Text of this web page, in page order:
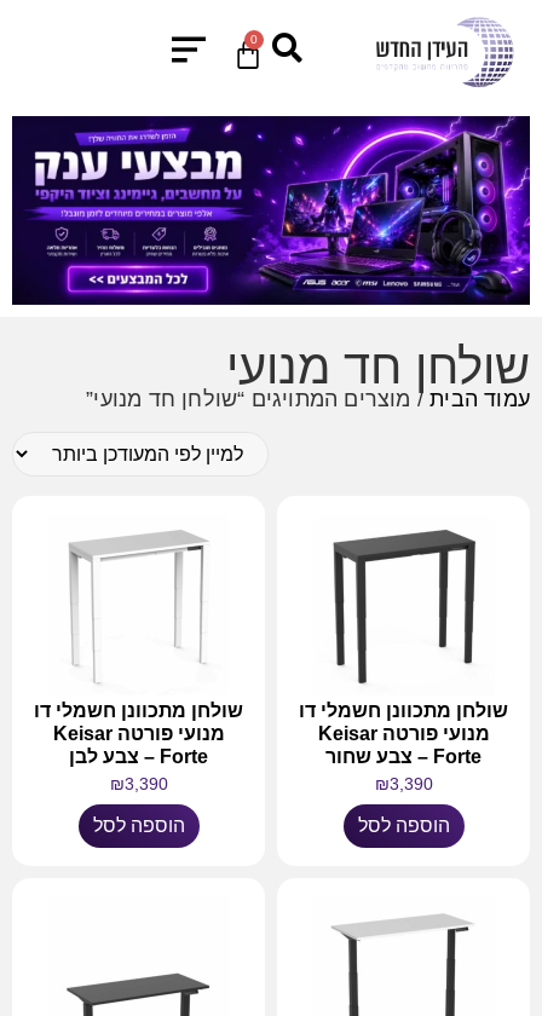
0
שולחן חד מנועי
עמוד הבית/ מוצרים המתויגים “שולחן חד מנועי”
שולחן מתכוונן חשמלי דו
מנועי פורטה Keisar
Forte – צבע שחור
₪3,390
הוספה לסל
שולחן מתכוונן חשמלי דו
מנועי פורטה Keisar
Forte – צבע לבן
₪3,390
הוספה לסל